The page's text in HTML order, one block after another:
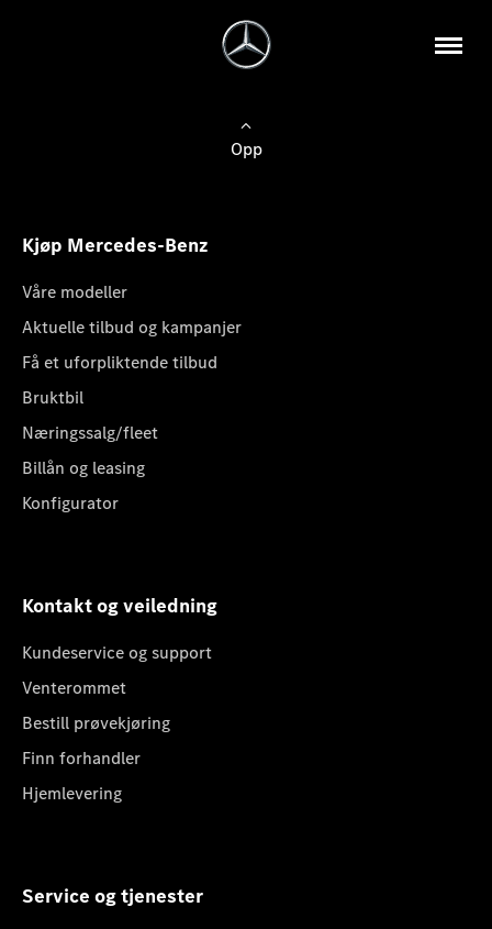
Opp
Kjøp Mercedes-Benz
Våre modeller
Aktuelle tilbud og kampanjer
Få et uforpliktende tilbud
Bruktbil
Næringssalg/fleet
Billån og leasing
Konfigurator
Kontakt og veiledning
Kundeservice og support
Venterommet
Bestill prøvekjøring
Finn forhandler
Hjemlevering
Service og tjenester